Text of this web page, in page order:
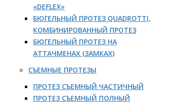
«DEFLEX»
БЮГЕЛЬНЫЙ ПРОТЕЗ QUADROTTI,
КОМБИНИРОВАННЫЙ ПРОТЕЗ
БЮГЕЛЬНЫЙ ПРОТЕЗ НА
АТТАЧМЕНАХ (ЗАМКАХ)
СЪЕМНЫЕ ПРОТЕЗЫ
ПРОТЕЗ СЪЕМНЫЙ ЧАСТИЧНЫЙ
ПРОТЕЗ СЪЕМНЫЙ ПОЛНЫЙ